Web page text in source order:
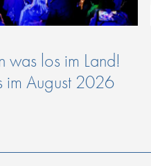
was los im Land!
im August 2026